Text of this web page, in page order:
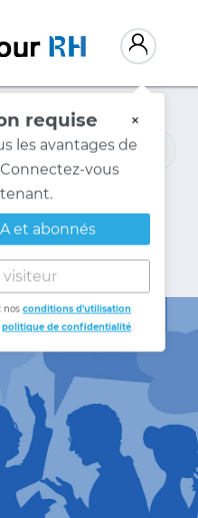
requise ×
les avantages de
. Connectez-vous
et abonnés
visiteur
nosconditions d'utilisation
politique de confidentialité
/MESURES-